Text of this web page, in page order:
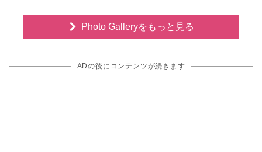
Photo Galleryをもっと見る
ADの後にコンテンツが続きます